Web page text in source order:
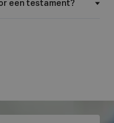
een testament?